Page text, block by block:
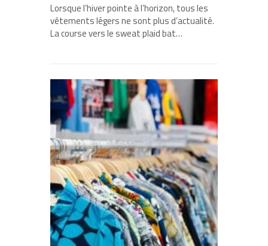
Lorsque l’hiver pointe à l’horizon, tous les
vêtements légers ne sont plus d’actualité.
La course vers le sweat plaid bat…